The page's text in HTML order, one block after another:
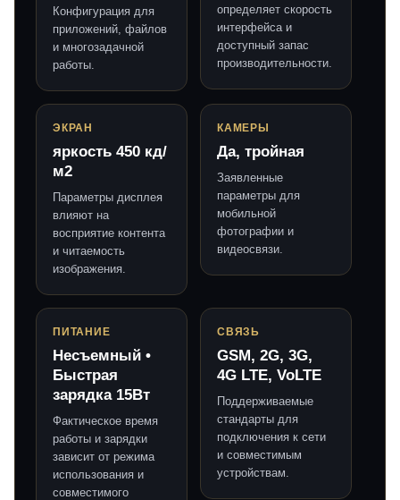
Конфигурация для
приложений, файлов
и многозадачной
работы.
определяет скорость
интерфейса и
доступный запас
производительности.
ЭКРАН
яркость 450 кд/
м2
Параметры дисплея
влияют на
восприятие контента
и читаемость
изображения.
КАМЕРЫ
Да, тройная
Заявленные
параметры для
мобильной
фотографии и
видеосвязи.
ПИТАНИЕ
Несъемный •
Быстрая
зарядка 15Вт
Фактическое время
работы и зарядки
зависит от режима
использования и
совместимого
СВЯЗЬ
GSM, 2G, 3G,
4G LTE, VoLTE
Поддерживаемые
стандарты для
подключения к сети
и совместимым
устройствам.